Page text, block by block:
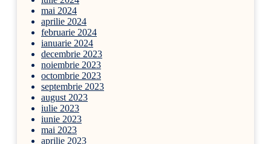
mai 2024
aprilie 2024
februarie 2024
ianuarie 2024
decembrie 2023
noiembrie 2023
octombrie 2023
septembrie 2023
august 2023
iulie 2023
iunie 2023
mai 2023
aprilie 2023